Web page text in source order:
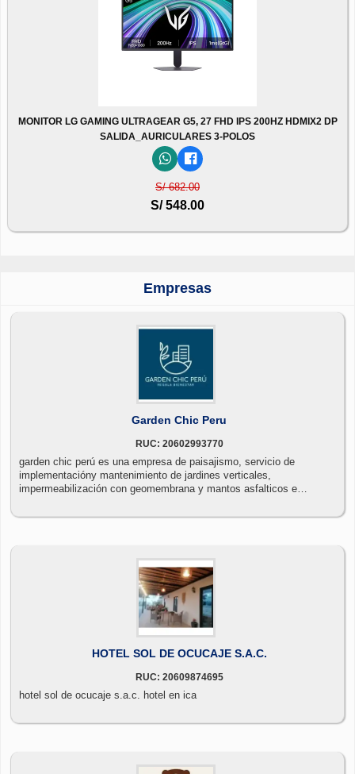
MONITOR LG GAMING ULTRAGEAR G5, 27 FHD IPS 200HZ HDMIX2 DP
SALIDA_AURICULARES 3-POLOS
S/ 682.00
S/ 548.00
Empresas
Garden Chic Peru
RUC: 20602993770
garden chic perú es una empresa de paisajismo, servicio de
implementacióny mantenimiento de jardines verticales,
impermeabilización con geomembrana y mantos asfalticos e
técnicos expertos en el manejo sostenible de los recursos naturales
HOTEL SOL DE OCUCAJE S.A.C.
RUC: 20609874695
hotel sol de ocucaje s.a.c. hotel en ica